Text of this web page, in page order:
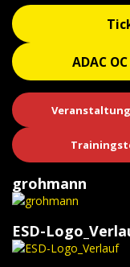
ADAC
grohmann
ESD-